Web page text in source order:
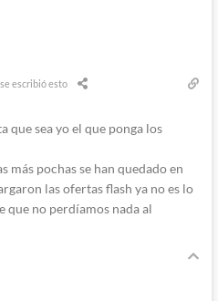
escribió esto
que sea yo el que ponga los
más pochas se han quedado en
las ofertas flash ya no es lo
que no perdíamos nada al